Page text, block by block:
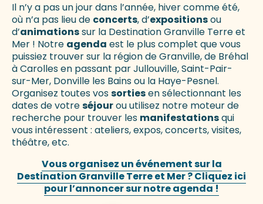
Il n’y a pas un jour dans l’année, hiver comme été,
où n’a pas lieu de concerts, d’expositionsou
d’animationssur la Destination Granville Terre et
Mer ! Notre agenda est le plus complet que vous
puissiez trouver sur la région de Granville, de Bréhal
à Carolles en passant par Jullouville, Saint-Pair-
sur-Mer, Donville les Bains ou la Haye-Pesnel.
Organisez toutes vossortiesen sélectionnant les
dates de votreséjourou utilisez notre moteur de
recherche pour trouver les manifestationsqui
vous intéressent : ateliers, expos, concerts, visites,
théâtre, etc.
Vous organisez un événement sur la
Destination Granville Terre et Mer ? Cliquez ici
pour l’annoncer sur notre agenda !